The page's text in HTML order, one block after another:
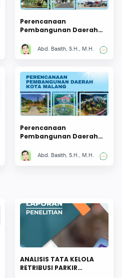
Perencanaan
Pembangunan Daerah
Abd. Basith, S.H., M.H.
Perencanaan
Pembangunan Daerah
Abd. Basith, S.H., M.H.
ANALISIS TATA KELOLA
RETRIBUSI PARKIR